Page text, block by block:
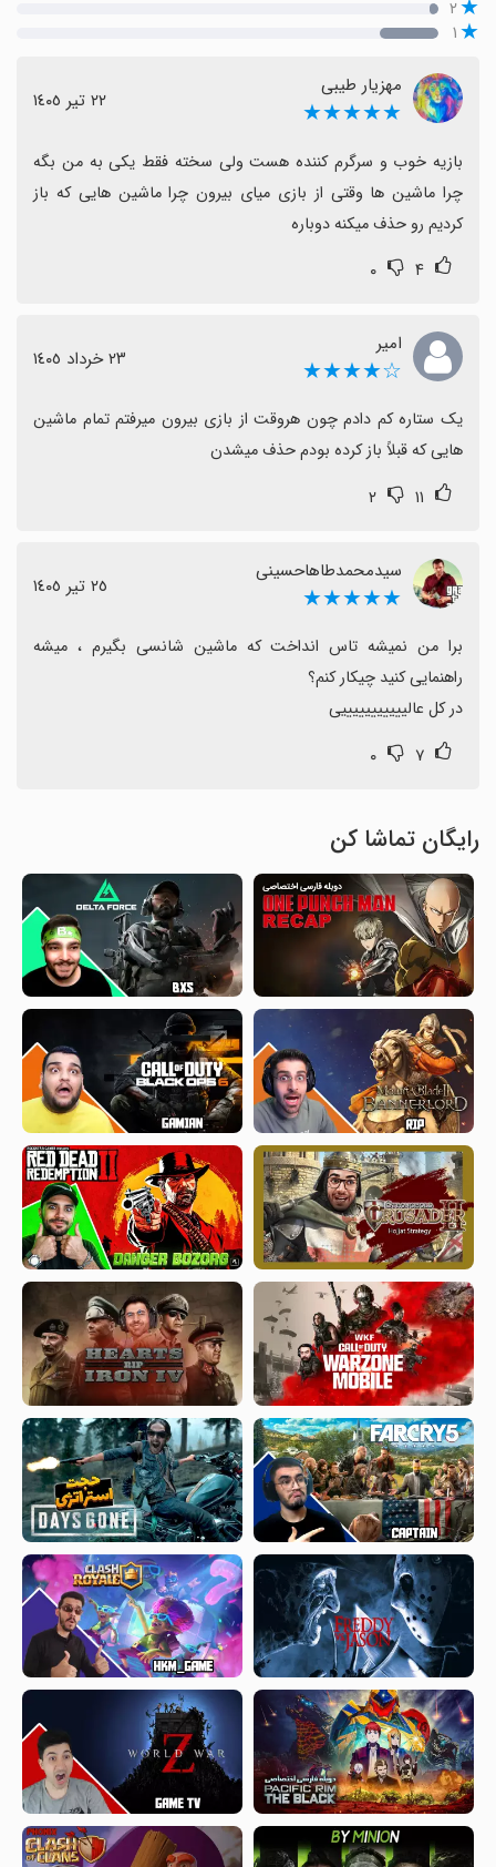
۲
۱
مهزیار طیبی
★★★★★ ٢٢ تیر ١٤٠٥
کردیم رو حذف میکنه دوباره
۴ ۰
امیر
☆★★★★ ٢٣ خرداد ١٤٠٥
هایی که قبلاً باز کرده بودم حذف میشدن
۱۱ ۲
سیدمحمدطاهاحسینی
★★★★★ ٢٥ تیر ١٤٠٥
در کل عالیییییییییییی
۷ ۰
رایگان تماشا کن